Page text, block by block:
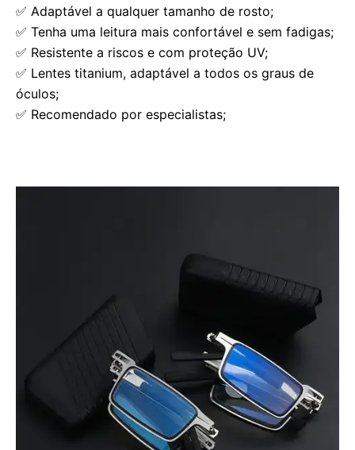
✅ Adaptável a qualquer tamanho de rosto;
✅ Tenha uma leitura mais confortável e sem fadigas;
✅ Resistente a riscos e com proteção UV;
✅ Lentes titanium, adaptável a todos os graus de
óculos;
✅ Recomendado por especialistas;